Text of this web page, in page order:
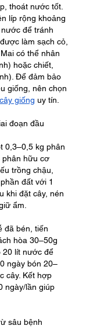
thoát nước tốt.
líp rộng khoảng
để tránh
làm sạch cỏ,
có thể nhân
hoặc chiết,
Để đảm bảo
giống, nên chọn
giống uy tín.
đoạn đầu
0,3–0,5 kg phân
phân hữu cơ
trồng chậu,
đất với 1
khi đặt cây, nén
ẩm.
đã bén, tiến
hòa 30–50g
20 lít nước để
ngày bón 20–
cây. Kết hợp
ngày/lần giúp
sâu bệnh